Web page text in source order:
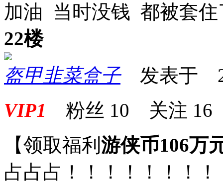
加油 当时没钱 都被套
22楼
盔甲韭菜盒子发表于
VIP1 粉丝 10 关注 16
【领取福利 游侠币106万
占占占！！！！！！！